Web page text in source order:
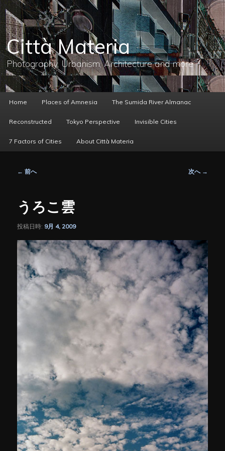
メ
イ
ン
コ
ン
テ
ン
へ
移
動
Città Materia
Photography, Urbanism, Architecture and more
ー
Home Places of Amnesia The Sumida River Almanac
Reconstructed Tokyo Perspective Invisible Cities
7 Factors of Cities About Città Materia
ビ
ゲ
ー
シ
ン
← 前へ 次へ →
うろこ雲
投稿日時: 9月 4, 2009